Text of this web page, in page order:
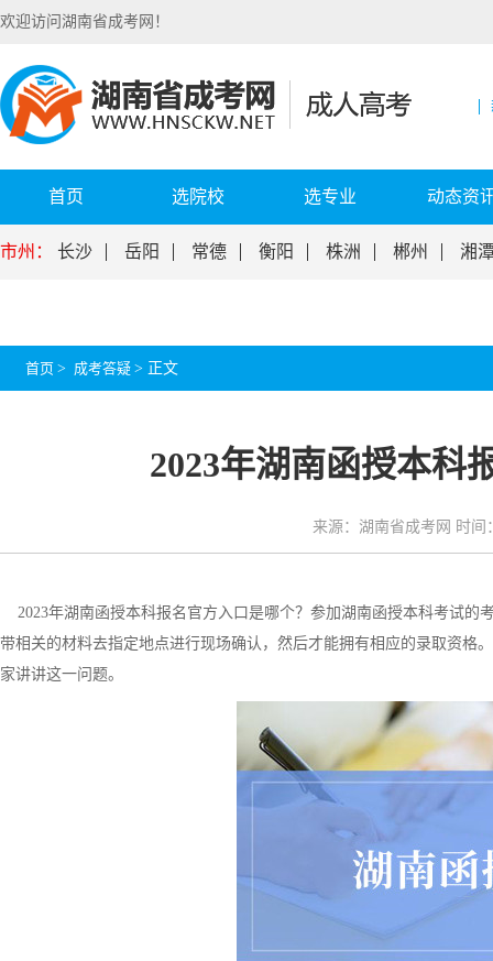
欢迎访问湖南省成考网！
首页 选院校 选专业 动态资
市州： 长沙 岳阳 常德 衡阳 株洲 郴州 湘
首页 > 成考答疑 > 正文
2023年湖南函授本科
来源：湖南省成考网 时间
2023年湖南函授本科报名官方入口是哪个？参加湖南函授本科考试的
带相关的材料去指定地点进行现场确认，然后才能拥有相应的录取资格
家讲讲这一问题。